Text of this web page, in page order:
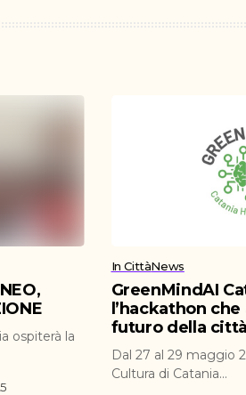
ospiterà la
In CittàNews
GreenMindAI
l’hackathon
futuro della città
Dal 27 al 29 maggio
Cultura di Catania...